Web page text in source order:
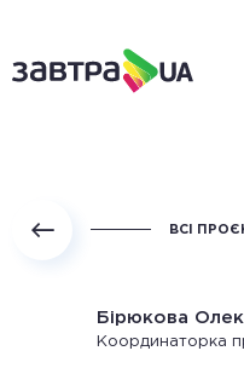
ВСІ
Бірюкова
Координаторка